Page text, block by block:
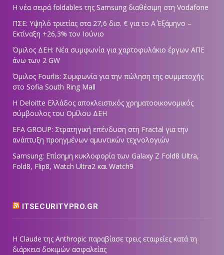
Η νέα σειρά foldables της Samsung διαθέσιμη στη Vodafone
ΠΣΕ: Υψηλό τριετίας στα 27,6 δισ. € για το Α΄ Εξάμηνο –
Εκτίναξη +26,3% τον Ιούνιο
Όμιλος ΔΕΗ: Νέα συμφωνία για χαρτοφυλάκιο έργων ΑΠΕ
άνω των 2 GW
Όμιλος Fourlis: Συμφωνία για την πώληση της συμμετοχής
στο Sofia South Ring Mall
Η Deloitte Ελλάδος αποκλειστικός χρηματοοικονομικός
σύμβουλος του Ομίλου ΔΕΗ
EFA GROUP: Στρατηγική επένδυση στη Fractal για την
ανάπτυξη προηγμένων αμυντικών τεχνολογιών
Samsung: Επίσημη κυκλοφορία των Galaxy Z Fold8 Ultra,
Fold8, Flip8, Watch Ultra2 και Watch9
ITSECURITYPRO.GR
Η Claude της Anthropic παραβίασε τρεις εταιρείες κατά τη
διάρκεια δοκιμών ασφαλείας